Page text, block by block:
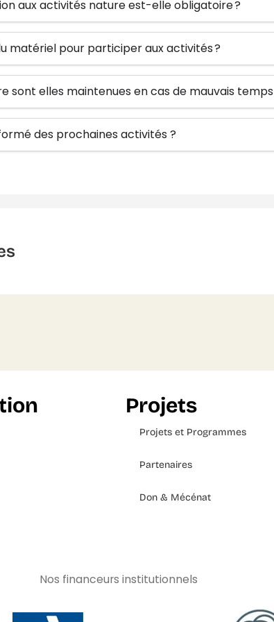
aux activités nature est-elle obligatoire ?
matériel pour participer aux activités ?
sont elles maintenues en cas de mauvais temps
des prochaines activités ?
Projets
Projets et Programmes
Partenaires
Don & Mécénat
Nos financeurs institutionnels